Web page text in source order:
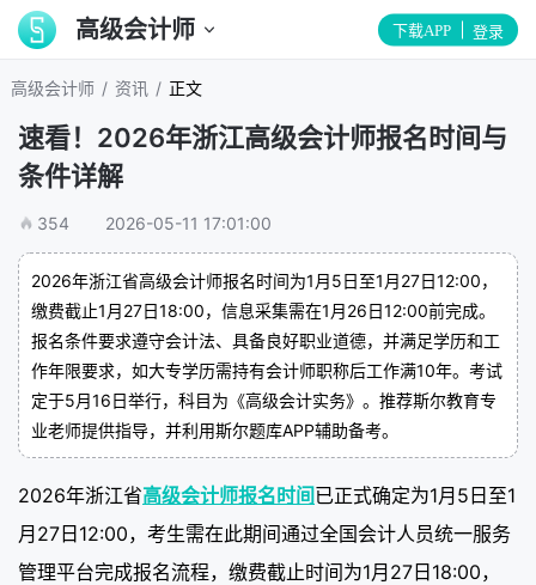
高级会计师 下载APP 登录
高级会计师 / 资讯 / 正文
速看！2026年浙江高级会计师报名时间与
条件详解
354 2026-05-11 17:01:00
2026年浙江省高级会计师报名时间为1月5日至1月27日12:00，
缴费截止1月27日18:00，信息采集需在1月26日12:00前完成。
报名条件要求遵守会计法、具备良好职业道德，并满足学历和工
作年限要求，如大专学历需持有会计师职称后工作满10年。考试
定于5月16日举行，科目为《高级会计实务》。推荐斯尔教育专
业老师提供指导，并利用斯尔题库APP辅助备考。
2026年浙江省高级会计师报名时间已正式确定为1月5日至1
月27日12:00，考生需在此期间通过全国会计人员统一服务
管理平台完成报名流程，缴费截止时间为1月27日18:00，